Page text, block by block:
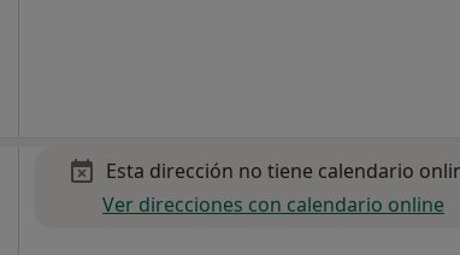
Esta dirección no tiene calendario
Ver direcciones con calendario online